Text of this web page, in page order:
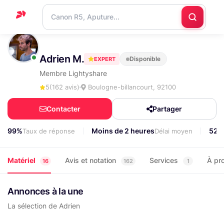
Accueil
Support
Nous
contacter
Adrien M. EXPERT Disponible
Membre Lightyshare
5(162 avis) Boulogne-billancourt, 92100
Contacter Partager
99%Taux de réponse Moins de 2 heuresDélai moyen 52%
Matériel 16 Avis et notation 162 Services 1 À
Annonces à la une
La sélection de Adrien